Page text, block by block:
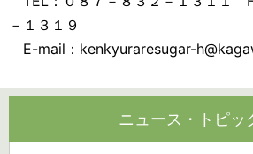
－１３１９
E-mail：kenkyuraresugar-
ニュース・トピッ